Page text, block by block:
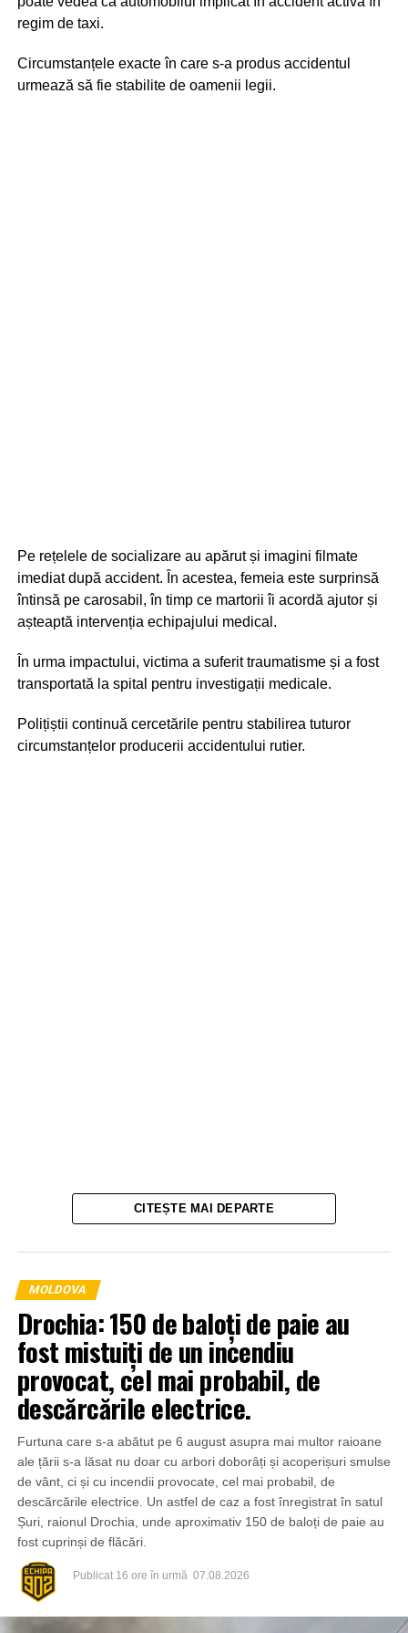
regim de taxi.
Circumstanțele exacte în care s-a produs accidentul
urmează să fie stabilite de oamenii legii.
Pe rețelele de socializare au apărut și imagini filmate
imediat după accident. În acestea, femeia este surprinsă
întinsă pe carosabil, în timp ce martorii îi acordă ajutor și
așteaptă intervenția echipajului medical.
În urma impactului, victima a suferit traumatisme și a fost
transportată la spital pentru investigații medicale.
Polițiștii continuă cercetările pentru stabilirea tuturor
circumstanțelor producerii accidentului rutier.
CITEȘTE MAI DEPARTE
MOLDOVA
Drochia: 150 de baloți de paie au
fost mistuiți de un incendiu
provocat, cel mai probabil, de
descărcările electrice.
Furtuna care s-a abătut pe 6 august asupra mai multor raioane
ale țării s-a lăsat nu doar cu arbori doborâți și acoperișuri smulse
de vânt, ci și cu incendii provocate, cel mai probabil, de
descărcările electrice. Un astfel de caz a fost înregistrat în satul
Șuri, raionul Drochia, unde aproximativ 150 de baloți de paie au
fost cuprinși de flăcări.
Publicat 16 ore în urmă 07.08.2026